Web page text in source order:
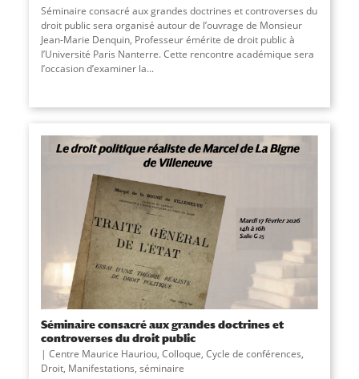
Séminaire consacré aux grandes doctrines et controverses du
droit public sera organisé autour de l’ouvrage de Monsieur
Jean-Marie Denquin, Professeur émérite de droit public à
l’Université Paris Nanterre. Cette rencontre académique sera
l’occasion d’examiner la...
Séminaire consacré aux grandes doctrines et
controverses du droit public
Centre Maurice Hauriou, Colloque, Cycle de conférences,
Droit, Manifestations, séminaire